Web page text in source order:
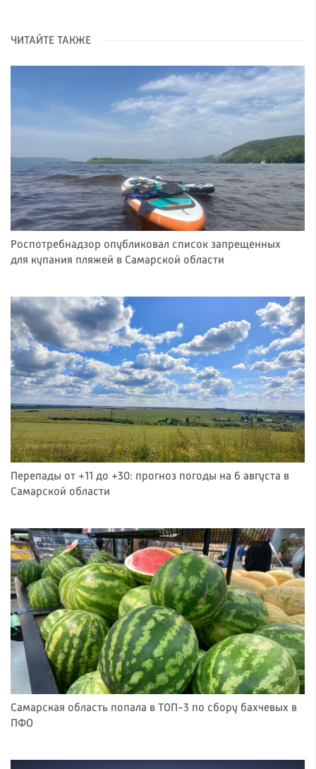
ЧИТАЙТЕ ТАКЖЕ
Роспотребнадзор опубликовал список запрещенных
для купания пляжей в Самарской области
Перепады от +11 до +30: прогноз погоды на 6 августа в
Самарской области
Самарская область попала в ТОП-3 по сбору бахчевых в
ПФО